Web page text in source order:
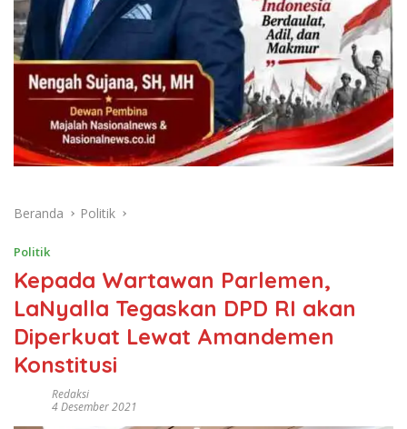
Beranda Politik
Politik
Kepada Wartawan Parlemen,
LaNyalla Tegaskan DPD RI akan
Diperkuat Lewat Amandemen
Konstitusi
Redaksi
4 Desember 2021